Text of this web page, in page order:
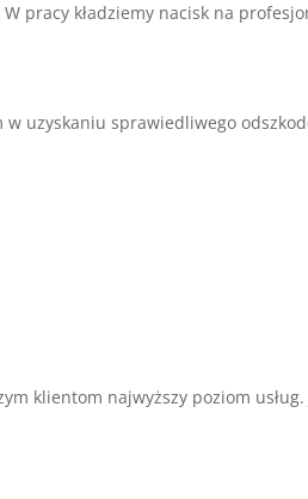
pracy kładziemy nacisk na
uzyskaniu sprawiedliwego
klientom najwyższy poziom